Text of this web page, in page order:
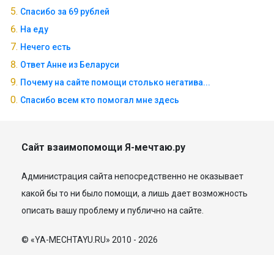
Спасибо за 69 рублей
На еду
Нечего есть
Ответ Анне из Беларуси
Почему на сайте помощи столько негатива...
Спасибо всем кто помогал мне здесь
Сайт взаимопомощи Я-мечтаю.ру
Администрация сайта непосредственно не оказывает
какой бы то ни было помощи, а лишь дает возможность
описать вашу проблему и публично на сайте.
© «YA-MECHTAYU.RU» 2010 - 2026